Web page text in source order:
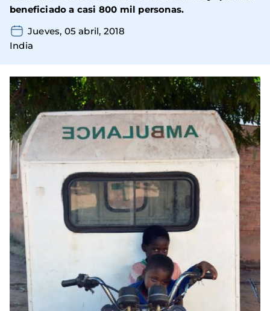
beneficiado a casi 800 mil personas.
Jueves, 05 abril, 2018
India